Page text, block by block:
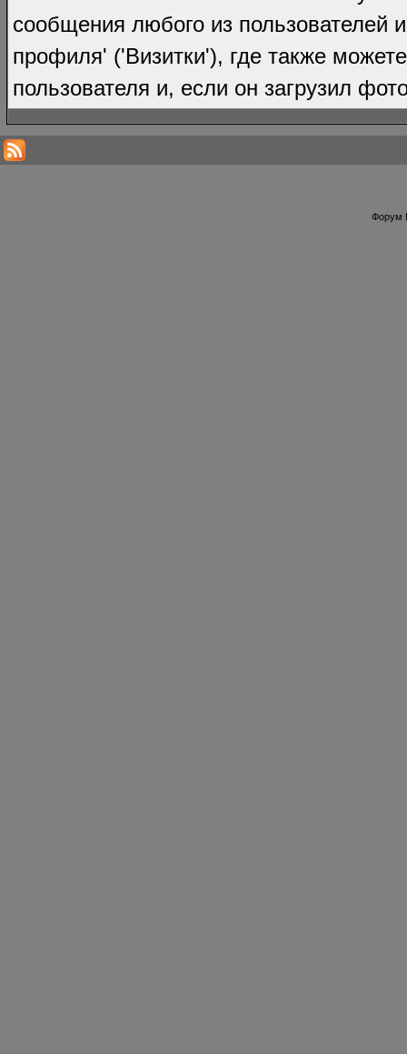
сообщения любого из
профиля' ('Визитки'), где также
пользователя и, если он загрузил
Форум